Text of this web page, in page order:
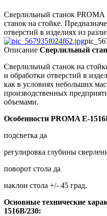
Сверлильный станок
станок на стойке.
отверстий в изделиях из
Описание Сверлильный
Сверлильный станок на
и обработки отверстий в
как в условиях небольших
производственных
объемами.
Особенности PROMA E-
подсветка да
регулировка глубины
поворот стола да
наклон стола +/- 45 град.
Основные технические
1516B/230: